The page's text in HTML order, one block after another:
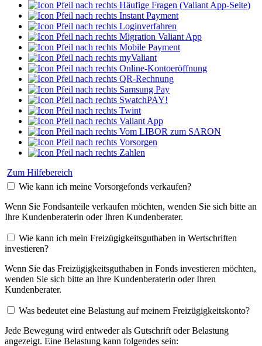
Häufige Fragen (Valiant App-Seite)
Instant Payment
Loginverfahren
Migration Valiant App
Mobile Payment
myValiant
Online-Kontoeröffnung
QR-Rechnung
Samsung Pay
SwatchPAY!
Twint
Valiant App
Vom LIBOR zum SARON
Vorsorgen
Zahlen
Zum Hilfebereich
Wie kann ich meine Vorsorgefonds verkaufen?
Wenn Sie Fondsanteile verkaufen möchten, wenden Sie sich bitte an
Ihre Kundenberaterin oder Ihren Kundenberater.
Wie kann ich mein Freizügigkeitsguthaben in Wertschriften
investieren?
Wenn Sie das Freizügigkeitsguthaben in Fonds investieren möchten,
wenden Sie sich bitte an Ihre Kundenberaterin oder Ihren
Kundenberater.
Was bedeutet eine Belastung auf meinem Freizügigkeitskonto?
Jede Bewegung wird entweder als Gutschrift oder Belastung
angezeigt. Eine Belastung kann folgendes sein: